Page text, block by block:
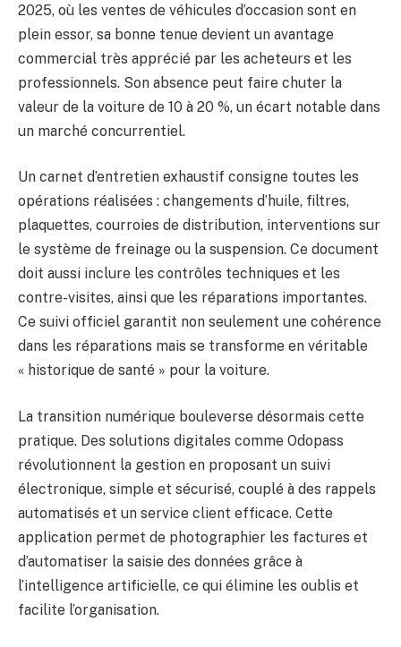
2025, où les ventes de véhicules d’occasion sont en
plein essor, sa bonne tenue devient un avantage
commercial très apprécié par les acheteurs et les
professionnels. Son absence peut faire chuter la
valeur de la voiture de 10 à 20 %, un écart notable dans
un marché concurrentiel.
Un carnet d’entretien exhaustif consigne toutes les
opérations réalisées : changements d’huile, filtres,
plaquettes, courroies de distribution, interventions sur
le système de freinage ou la suspension. Ce document
doit aussi inclure les contrôles techniques et les
contre-visites, ainsi que les réparations importantes.
Ce suivi officiel garantit non seulement une cohérence
dans les réparations mais se transforme en véritable
« historique de santé » pour la voiture.
La transition numérique bouleverse désormais cette
pratique. Des solutions digitales comme Odopass
révolutionnent la gestion en proposant un suivi
électronique, simple et sécurisé, couplé à des rappels
automatisés et un service client efficace. Cette
application permet de photographier les factures et
d’automatiser la saisie des données grâce à
l’intelligence artificielle, ce qui élimine les oublis et
facilite l’organisation.